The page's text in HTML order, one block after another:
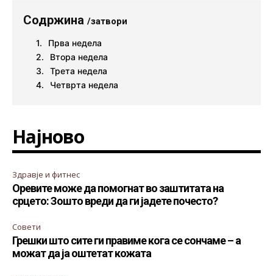
Содржина /затвори
Прва недела
Втора недела
Трета недела
Четврта недела
Најново
Здравје и фитнес
Оревите може да помогнат во заштитата на
срцето: Зошто вреди да ги јадете почесто?
Совети
Грешки што сите ги правиме кога се сончаме – а
можат да ја оштетат кожата